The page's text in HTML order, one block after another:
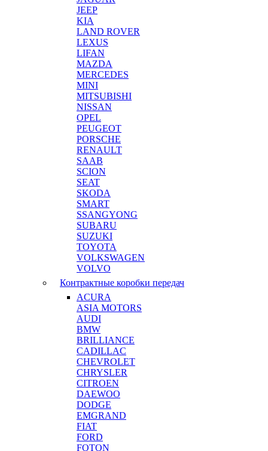
JEEP
KIA
LAND ROVER
LEXUS
LIFAN
MAZDA
MERCEDES
MINI
MITSUBISHI
NISSAN
OPEL
PEUGEOT
PORSCHE
RENAULT
SAAB
SCION
SEAT
SKODA
SMART
SSANGYONG
SUBARU
SUZUKI
TOYOTA
VOLKSWAGEN
VOLVO
Контрактные коробки передач
ACURA
ASIA MOTORS
AUDI
BMW
BRILLIANCE
CADILLAC
CHEVROLET
CHRYSLER
CITROEN
DAEWOO
DODGE
EMGRAND
FIAT
FORD
FOTON